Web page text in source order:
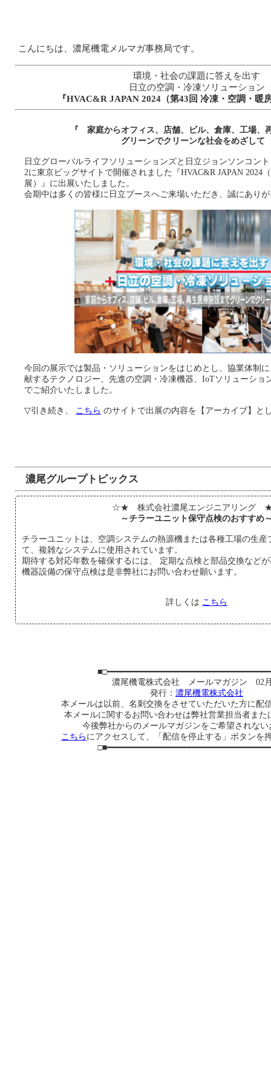
こんにちは、濃尾機電メルマガ事務局です。
環境・社会の課題に答えを出す
日立の空調・冷凍ソリューション
『HVAC&R JAPAN 2024（第43回 冷凍・空調・暖
『 家庭からオフィス、店舗、ビル、倉庫、工場、
グリーンでクリーンな社会をめざし
日立グローバルライフソリューションズと日立ジョンソンコン
2に東京ビッグサイトで開催されました『HVAC&R JAPAN 2024
展）』に出展いたしました。
会期中は多くの皆様に日立ブースへご来場いただき、誠にあり
今回の展示では製品・ソリューションをはじめとし、協業体制
献するテクノロジー、先進の空調・冷凍機器、IoTソリューショ
でご紹介いたしました。
▽引き続き、 こちら のサイトで出展の内容を【アーカイブ】と
濃尾グループトピックス
☆★ 株式会社濃尾エンジニアリング
～チラーユニット保守点検のおすすめ
チラーユニットは、空調システムの熱源機または各種工場の生
て、複雑なシステムに使用されています。
期待する対応年数を確保するには、 定期な点検と部品交換など
機器設備の保守点検は是非弊社にお問い合わせ願います。
詳しくは こちら
濃尾機電株式会社 メールマガジン 02
発行： 濃尾機電株式会社
本メールは以前、名刺交換をさせていただいた方に配
本メールに関するお問い合わせは弊社営業担当者また
今後弊社からのメールマガジンをご希望されない
こちら にアクセスして、「配信を停止する」ボタンを